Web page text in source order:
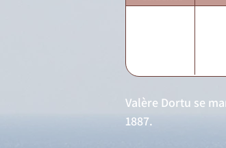
Valère Dortu se
1887.